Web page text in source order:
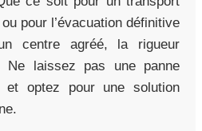
pour l’évacuation définitive
centre agréé, la rigueur
laissez pas une panne
et optez pour une solution